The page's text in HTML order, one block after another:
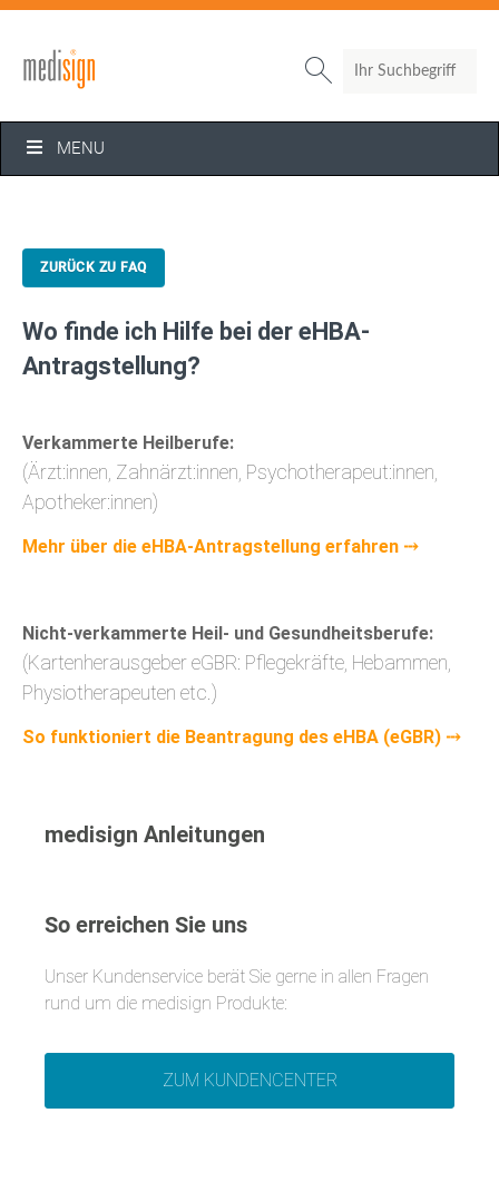
 Search
MENU
ZURÜCK ZU FAQ
Wo finde ich Hilfe bei der eHBA-
Antragstellung?
Verkammerte Heilberufe:
(Ärzt:innen, Zahnärzt:innen, Psychotherapeut:innen,
Apotheker:innen)
Mehr über die eHBA-Antragstellung erfahren ⤏
Nicht-verkammerte Heil- und Gesundheitsberufe:
(Kartenherausgeber eGBR: Pflegekräfte, Hebammen,
Physiotherapeuten etc.)
So funktioniert die Beantragung des eHBA (eGBR) ⤏
medisign Anleitungen
So erreichen Sie uns
Unser Kundenservice berät Sie gerne in allen Fragen
rund um die medisign Produkte:
ZUM KUNDENCENTER